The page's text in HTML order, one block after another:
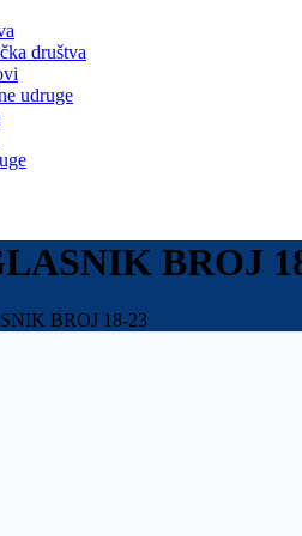
društva
udruge
BROJ
BROJ 18-23